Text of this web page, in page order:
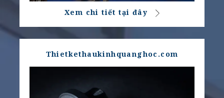
Xem chi tiết tại đây
Thietkethaukinhquanghoc.com